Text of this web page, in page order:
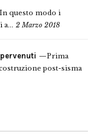
questo modo i
a... 2 Marzo 2018
Prima
post-sisma